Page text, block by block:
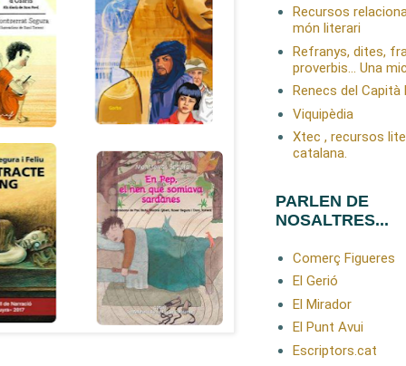
Recursos
món literari
Refranys, dites,
proverbis… Una
Renecs del Capità
Viquipèdia
Xtec , recursos
catalana.
PARLEN DE
NOSALTRES...
Comerç Figueres
El Gerió
El Mirador
El Punt Avui
Escriptors.cat